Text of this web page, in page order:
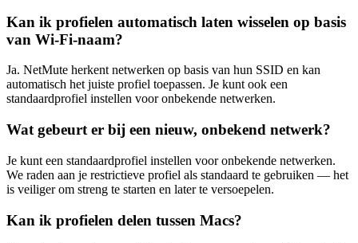
Kan ik profielen automatisch laten wisselen op basis
van Wi-Fi-naam?
Ja. NetMute herkent netwerken op basis van hun SSID en kan
automatisch het juiste profiel toepassen. Je kunt ook een
standaardprofiel instellen voor onbekende netwerken.
Wat gebeurt er bij een nieuw, onbekend netwerk?
Je kunt een standaardprofiel instellen voor onbekende netwerken.
We raden aan je restrictieve profiel als standaard te gebruiken — het
is veiliger om streng te starten en later te versoepelen.
Kan ik profielen delen tussen Macs?